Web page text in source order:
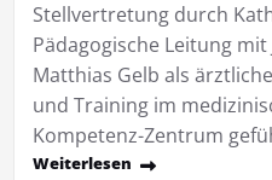
Stellvertretung durch
Pädagogische Leitung
Matthias Gelb als
und Training im
Kompetenz-Zentrum
Weiterlesen